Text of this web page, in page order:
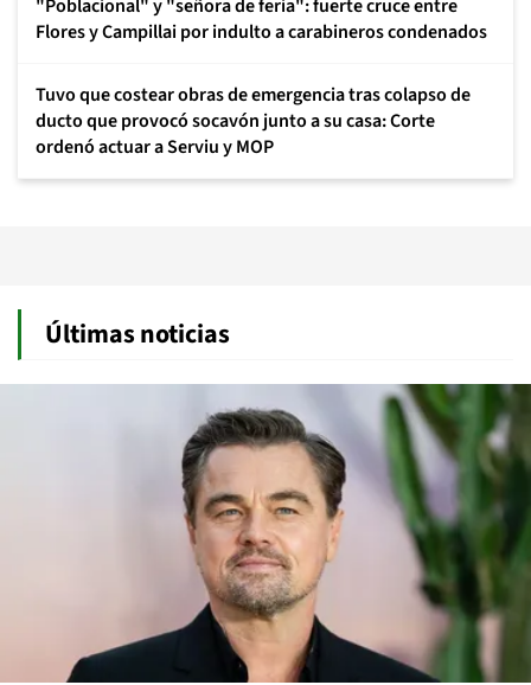
"Poblacional" y "señora de feria": fuerte cruce entre
Flores y Campillai por indulto a carabineros condenados
Tuvo que costear obras de emergencia tras colapso de
ducto que provocó socavón junto a su casa: Corte
ordenó actuar a Serviu y MOP
Últimas noticias